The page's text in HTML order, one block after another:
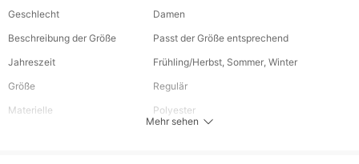
Geschlecht
Damen
Beschreibung der Größe
Passt der Größe entsprechend
Jahreszeit
Frühling/Herbst, Sommer, Winter
Größe
Regulär
Materielle
Polyester
Mehr sehen